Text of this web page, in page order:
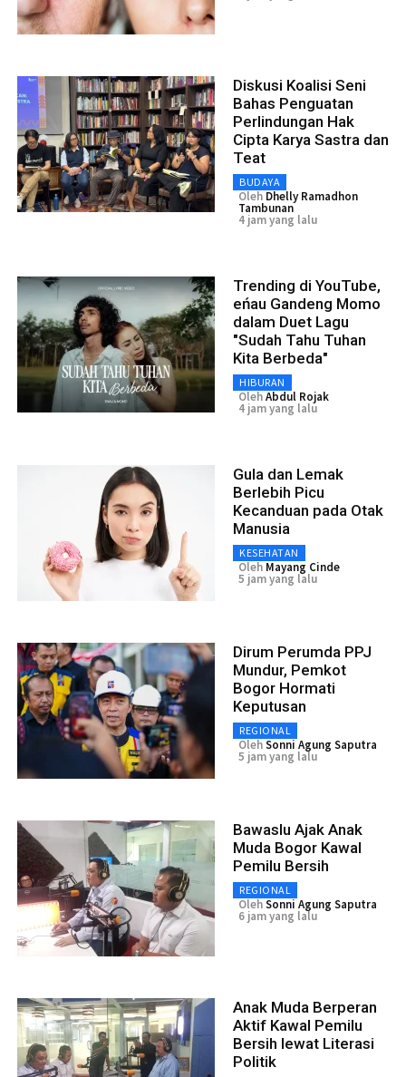
Diskusi Koalisi Seni
Bahas Penguatan
Perlindungan Hak
Cipta Karya Sastra dan
Teat
BUDAYA
Oleh Dhelly Ramadhon
Tambunan
4 jam yang lalu
Trending di YouTube,
eńau Gandeng Momo
dalam Duet Lagu
"Sudah Tahu Tuhan
Kita Berbeda"
HIBURAN
OlehAbdul Rojak
4 jam yang lalu
Gula dan Lemak
Berlebih Picu
Kecanduan pada Otak
Manusia
KESEHATAN
Oleh Mayang Cinde
5 jam yang lalu
Dirum Perumda PPJ
Mundur, Pemkot
Bogor Hormati
Keputusan
REGIONAL
OlehSonni Agung Saputra
5 jam yang lalu
Bawaslu Ajak Anak
Muda Bogor Kawal
Pemilu Bersih
REGIONAL
OlehSonni Agung Saputra
6 jam yang lalu
Anak Muda Berperan
Aktif Kawal Pemilu
Bersih lewat Literasi
Politik